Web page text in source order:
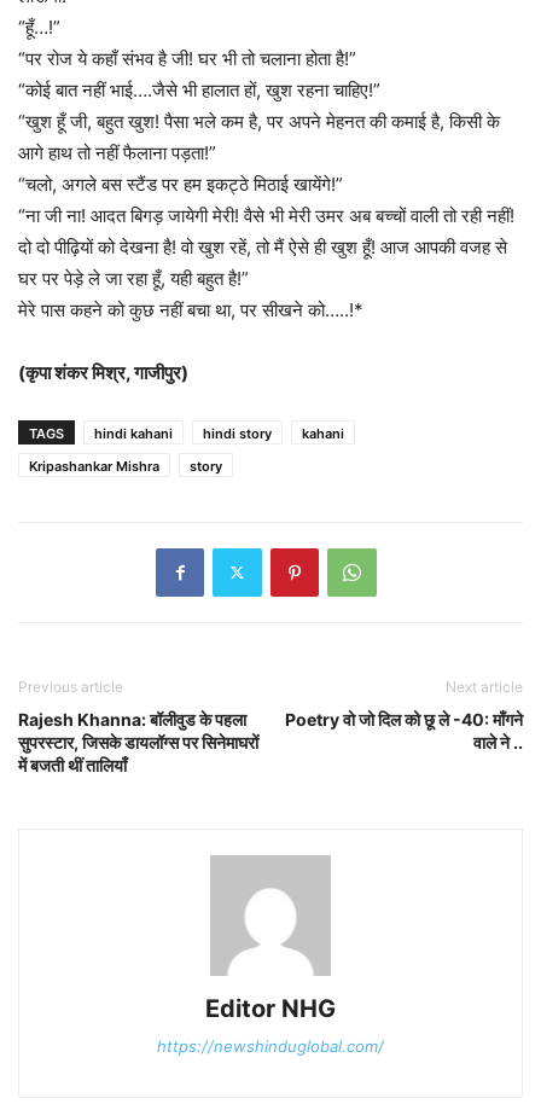
“हूँ…!”
“पर रोज ये कहाँ संभव है जी! घर भी तो चलाना होता है!”
“कोई बात नहीं भाई….जैसे भी हालात हों, खुश रहना चाहिए!”
“खुश हूँ जी, बहुत खुश! पैसा भले कम है, पर अपने मेहनत की कमाई है, किसी के
आगे हाथ तो नहीं फैलाना पड़ता!”
“चलो, अगले बस स्टैंड पर हम इकट्ठे मिठाई खायेंगे!”
“ना जी ना! आदत बिगड़ जायेगी मेरी! वैसे भी मेरी उमर अब बच्चों वाली तो रही नहीं!
दो दो पीढ़ियों को देखना है! वो खुश रहें, तो मैं ऐसे ही खुश हूँ! आज आपकी वजह से
घर पर पेड़े ले जा रहा हूँ, यही बहुत है!”
मेरे पास कहने को कुछ नहीं बचा था, पर सीखने को…..!*
(कृपा शंकर मिश्र, गाजीपुर)
TAGS hindi kahani hindi story
kahani
Kripashankar Mishra
story
Previous article
Rajesh Khanna: बॉलीवुड के पहला
सुपरस्टार, जिसके डायलॉग्स पर सिनेमाघरों
में बजती थीं तालियाँ
Next article
Poetry वो जो दिल को छू ले -40: माँगने
वाले ने ..
Editor NHG
https://newshinduglobal.com/